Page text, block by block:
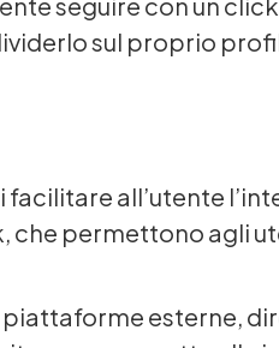
sul proprio
all’utente
che permettono agli
piattaforme esterne,